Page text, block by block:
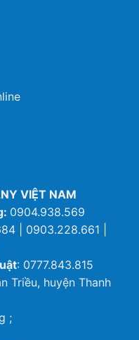
VIỆT NAM
0904.938.569
| 0903.228.661 |
: 0777.843.815
Triều, huyện Thanh
;